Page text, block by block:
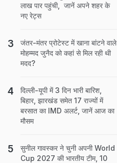
लाख पार पहुंची, जानें अपने शहर के
नए रेट्स
जंतर-मंतर प्रोटेस्ट में खाना बांटने वाले
मोहम्मद जुनैद को कहां से मिल रही थी
मदद?
दिल्ली-यूपी में 3 दिन भारी बारिश,
बिहार, झारखंड समेत 17 राज्यों में
बरसात का IMD अलर्ट, जानें आज का
मौसम
सुनील गावस्कर ने चुनी अपनी World
Cup 2027 की भारतीय टीम, 10